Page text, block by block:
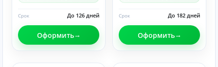
До 126 дней
Срок
Оформить
До 182 дней
Срок
Оформить